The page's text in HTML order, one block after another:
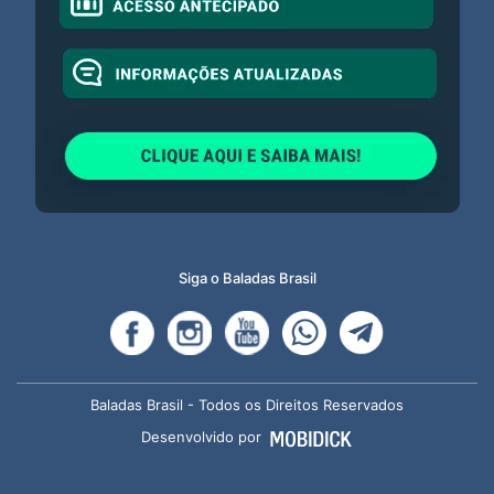
Siga o Baladas Brasil
Baladas Brasil - Todos os Direitos Reservados
Desenvolvido por